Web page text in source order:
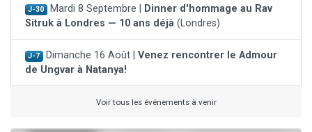
J-30 Mardi 8 Septembre |
Dinner d'hommage au Rav
Sitruk à Londres — 10 ans déjà (Londres)
J-7 Dimanche 16 Août | Venez rencontrer le Admour
de Ungvar à Natanya!
Voir tous les événements à venir